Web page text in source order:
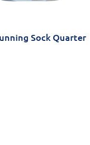
Sock Quarter